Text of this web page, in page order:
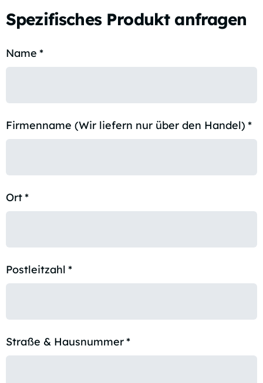
Spezifisches Produkt anfragen
Name *
Firmenname (Wir liefern nur über den Handel) *
Ort*
Postleitzahl *
Straße & Hausnummer*